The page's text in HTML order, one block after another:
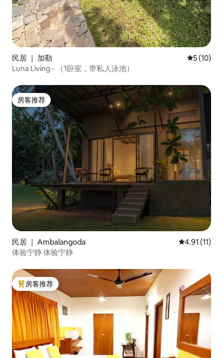
民居 ｜ 加勒 平均评分
5 (10)
Luna Living - （1卧室，带私人泳池）
房客推荐
房客推荐
民居 ｜ Ambalangoda 平均评分
4.91 (11)
体验宁静 体验宁静
热门「房客推荐」
房客推荐